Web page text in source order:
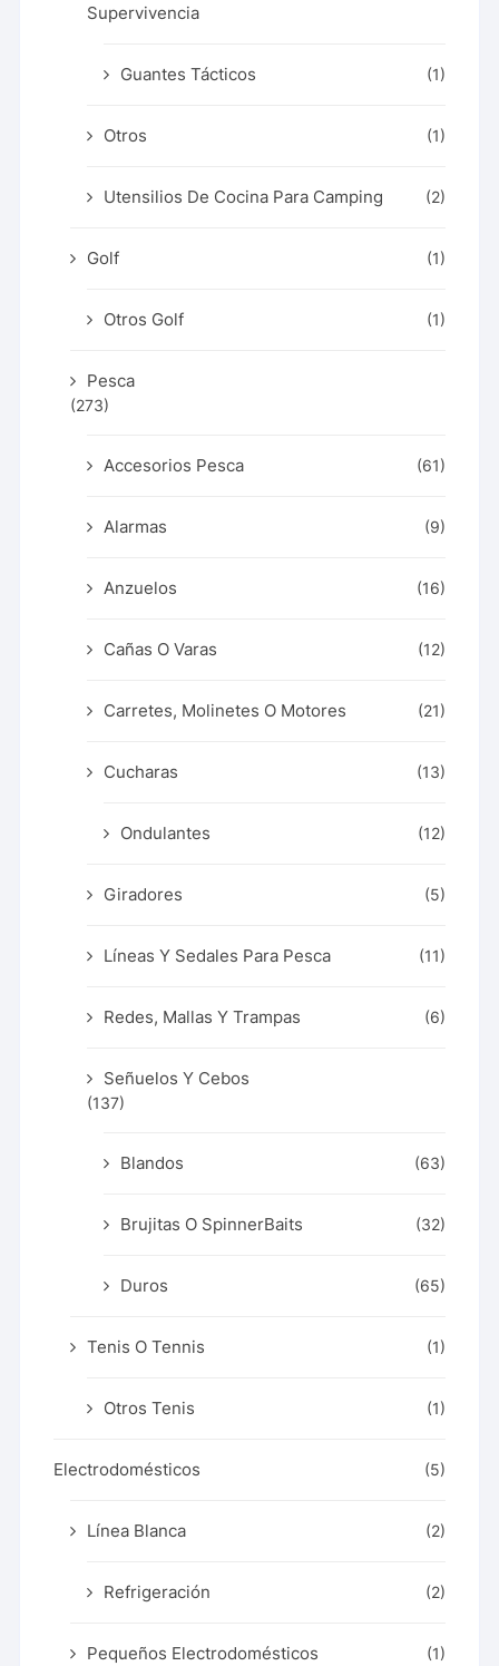
Supervivencia
Guantes Tácticos (1)
Otros (1)
Utensilios De Cocina Para Camping (2)
Golf (1)
Otros Golf (1)
Pesca
(273)
Accesorios Pesca (61)
Alarmas (9)
Anzuelos (16)
Cañas O Varas (12)
Carretes, Molinetes O Motores (21)
Cucharas (13)
Ondulantes (12)
Giradores (5)
Líneas Y Sedales Para Pesca (11)
Redes, Mallas Y Trampas (6)
Señuelos Y Cebos
(137)
Blandos (63)
Brujitas O SpinnerBaits (32)
Duros (65)
Tenis O Tennis (1)
Otros Tenis (1)
Electrodomésticos (5)
Línea Blanca (2)
Refrigeración (2)
Pequeños Electrodomésticos (1)